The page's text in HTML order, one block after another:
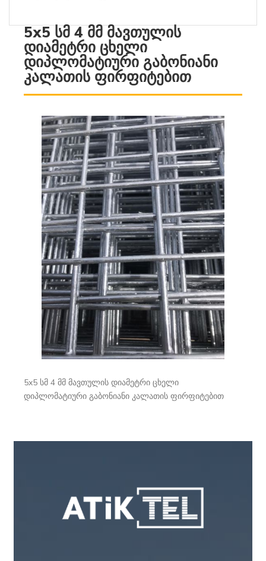
5x5 სმ 4 მმ მავთულის
დიამეტრი ცხელი
დიპლომატიური გაბონიანი
კალათის ფირფიტებით
5x5 სმ 4 მმ მავთულის დიამეტრი ცხელი
დიპლომატიური გაბონიანი კალათის ფირფიტებით